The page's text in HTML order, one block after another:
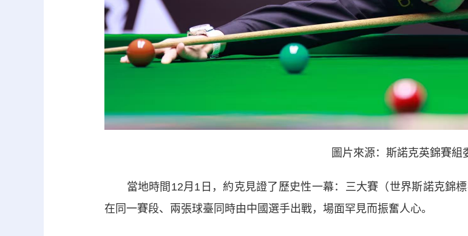
圖片來源：斯諾克英錦賽組
當地時間12月1日，約克見證了歷史性一幕：三大賽（世界斯諾克錦
在同一賽段、兩張球臺同時由中國選手出戰，場面罕見而振奮人心。